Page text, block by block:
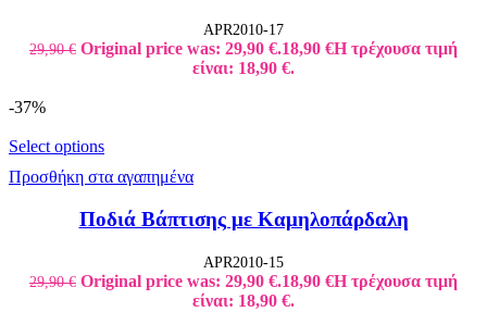
APR2010-17
29,90€ Original price was: 29,90 €.18,90 €Η τρέχουσα τιμή
είναι: 18,90 €.
-37%
Select options
Προσθήκη στα αγαπημένα
Ποδιά Βάπτισης με Καμηλοπάρδαλη
APR2010-15
29,90€ Original price was: 29,90 €.18,90 €Η τρέχουσα τιμή
είναι: 18,90 €.